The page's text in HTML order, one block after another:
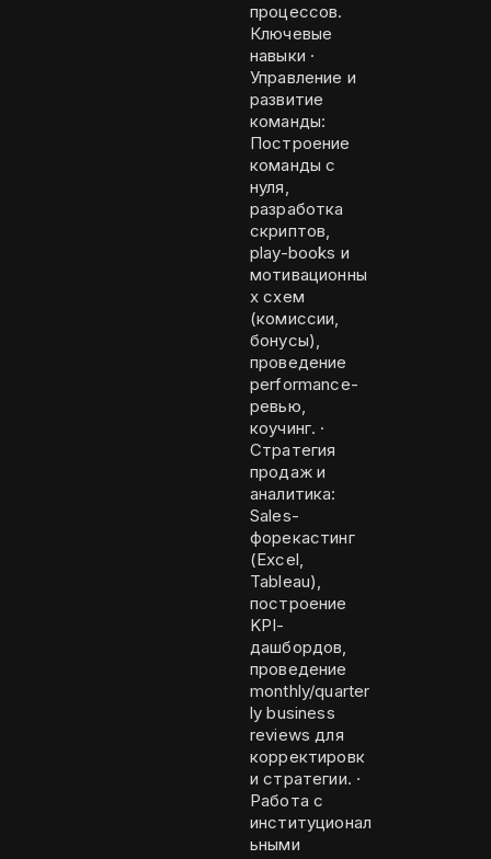
процессов.
Ключевые
навыки ·
Управление и
развитие
команды:
Построение
команды с
нуля,
разработка
скриптов,
play-books и
мотивационны
х схем
(комиссии,
бонусы),
проведение
performance-
ревью,
коучинг. ·
Стратегия
продаж и
аналитика:
Sales-
форекастинг
(Excel,
Tableau),
построение
KPI-
дашбордов,
проведение
monthly/quarter
ly business
reviews для
корректировк
и стратегии. ·
Работа с
институционал
ьными